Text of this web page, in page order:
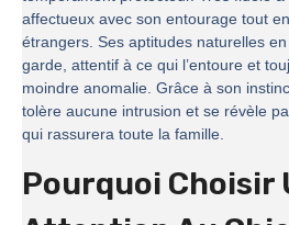
affectueux avec son entourage tout
étrangers. Ses aptitudes naturelles
garde, attentif à ce qui l’entoure et
moindre anomalie. Grâce à son
tolère aucune intrusion et se révèle
qui rassurera toute la famille.
Pourquoi Choisir